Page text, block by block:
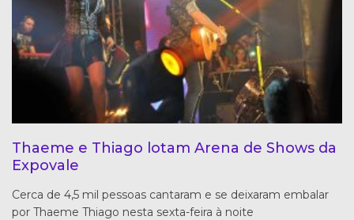
Thaeme e Thiago lotam Arena de Shows da
Expovale
Cerca de 4,5 mil pessoas cantaram e se deixaram embalar
por Thaeme Thiago nesta sexta-feira à noite